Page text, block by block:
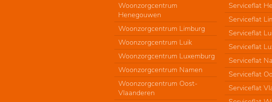
Woonzorgcentrum
Henegouwen
Woonzorgcentrum Limburg
Woonzorgcentrum Luik
Woonzorgcentrum Luxemburg
Woonzorgcentrum Namen
Woonzorgcentrum Oost-
Vlaanderen
Serviceflat
Serviceflat
Serviceflat
Serviceflat
Serviceflat
Serviceflat
Serviceflat